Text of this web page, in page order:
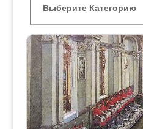
Династии
Медичи